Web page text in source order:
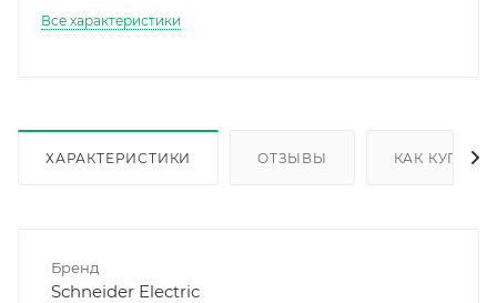
Все характеристики
ХАРАКТЕРИСТИКИ ОТЗЫВЫ КАК КУПИТЬ
Бренд
Schneider Electric